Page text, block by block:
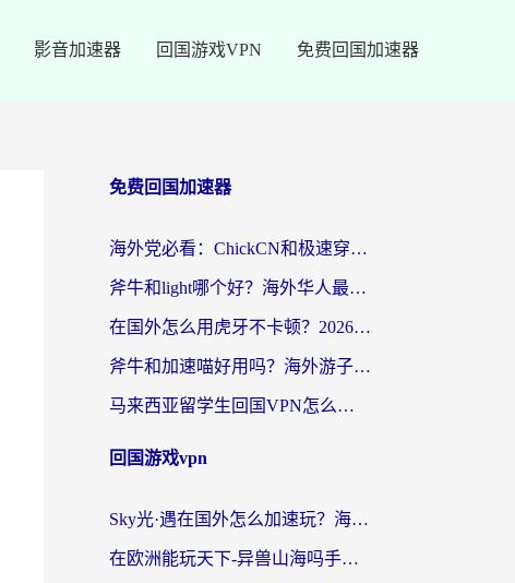
影音加速器 回国游戏VPN 免费回国加速器
免费回国加速器
海外党必看：ChickCN和极速穿梭VPN好用吗？3招教你选对回国加速器无缝刷国内资源
斧牛和light哪个好？海外华人最关心的回国加速器选择难题，一篇讲透
在国外怎么用虎牙不卡顿？2026海外华人亲测有效的回国加速器选择指南
斧牛和加速喵好用吗？海外游子的真实选择困境
马来西亚留学生回国VPN怎么选？3个避坑点+1款实测好用的加速器推荐
回国游戏vpn
Sky光·遇在国外怎么加速玩？海外党亲测有效的国服游戏加速指南
在欧洲能玩天下-异兽山海吗手游？海外玩家的加速器生存指南